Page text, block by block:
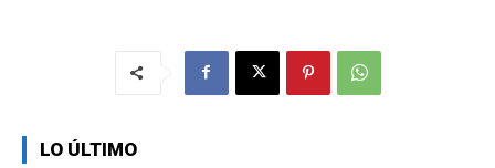
LO ÚLTIMO